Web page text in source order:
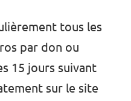
tous les
par don ou
15 jours suivant
sur le site